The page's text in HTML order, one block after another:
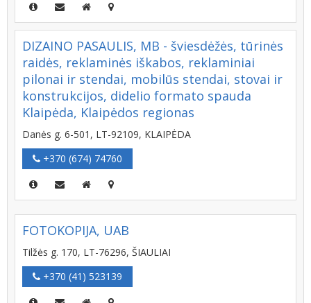
DIZAINO PASAULIS, MB - šviesdėžės, tūrinės
raidės, reklaminės iškabos, reklaminiai
pilonai ir stendai, mobilūs stendai, stovai ir
konstrukcijos, didelio formato spauda
Klaipėda, Klaipėdos regionas
Danės g. 6-501, LT-92109, KLAIPĖDA
+370 (674) 74760
FOTOKOPIJA, UAB
Tilžės g. 170, LT-76296, ŠIAULIAI
+370 (41) 523139